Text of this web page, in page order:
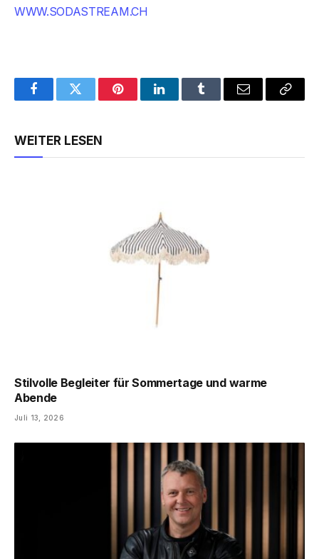
WWW.SODASTREAM.CH
FacebookTwitter PinterestLinkedInTumblr Email
Copy
WEITER LESEN
Stilvolle Begleiter für Sommertage und warme
Abende
Juli 13, 2026